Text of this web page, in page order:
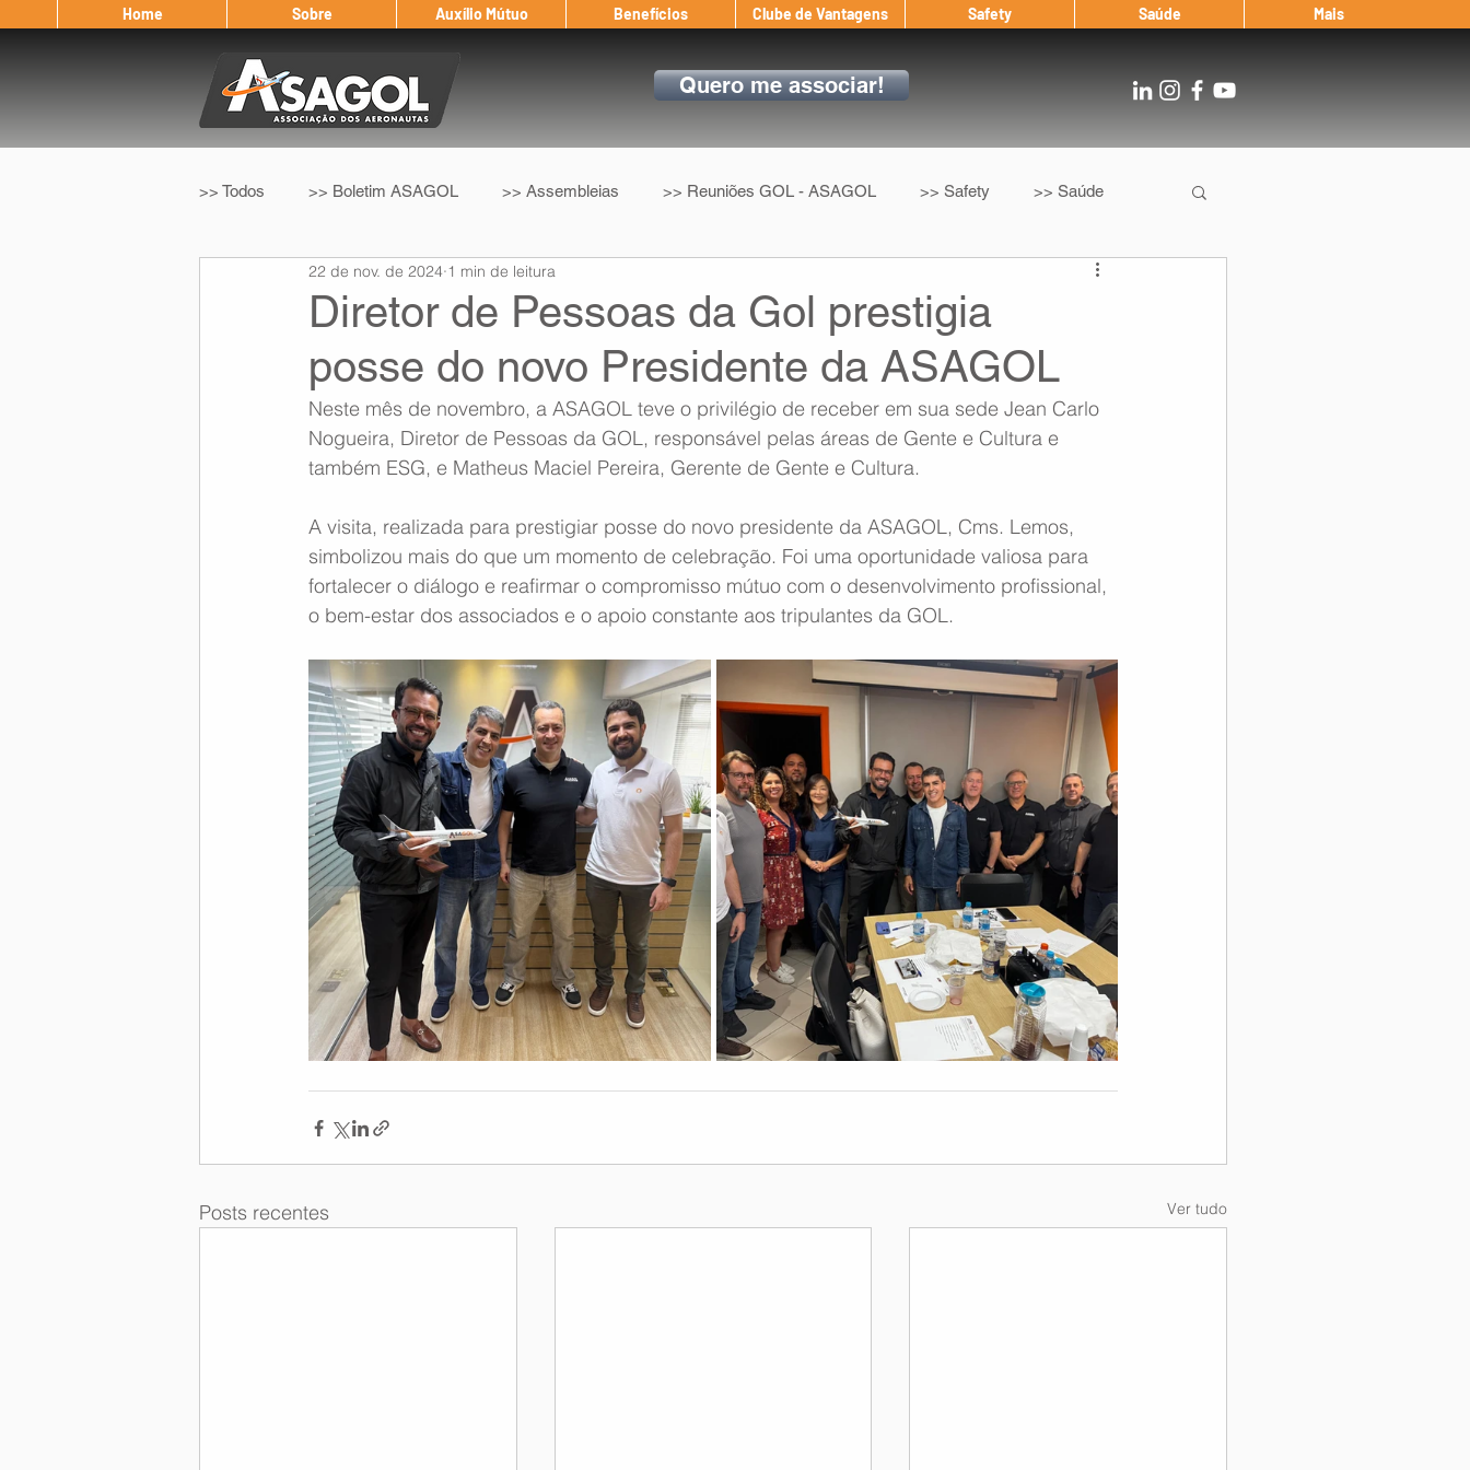
Home Sobre Auxílio Mútuo Benefícios Clube de Vantagens Safety Saúde Mais
Quero me associar!
>> Todos >> Boletim ASAGOL >> Assembleias >> Reuniões GOL - ASAGOL >> Safety >> Saúde
>> Legislação >> IFALPA >> Convenção Coletiva After Landing
Eleição ASAGOL Safety Window Auxílio Mútuo Depoimentos Amigo da ASAGOL Entrevista
Sorteio de Vouchers Mercado Teste ICAO
Memória Aeronáutica
Diretor de Pessoas da Gol prestigia
posse do novo Presidente da ASAGOL
22 de nov. de 2024 1 min de leitura
Neste mês de novembro, a ASAGOL teve o privilégio de receber em sua sede Jean Carlo
Nogueira, Diretor de Pessoas da GOL, responsável pelas áreas de Gente e Cultura e
também ESG, e Matheus Maciel Pereira, Gerente de Gente e Cultura.
A visita, realizada para prestigiar posse do novo presidente da ASAGOL, Cms. Lemos,
simbolizou mais do que um momento de celebração. Foi uma oportunidade valiosa para
fortalecer o diálogo e reafirmar o compromisso mútuo com o desenvolvimento profissional,
o bem-estar dos associados e o apoio constante aos tripulantes da GOL.
Posts recentes Ver tudo